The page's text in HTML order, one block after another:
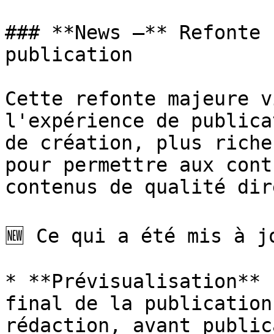
### **News –**
publication
Cette refonte majeure
l'expérience de
de création, plus
pour permettre aux
contenus de qualité
🆕 Ce qui a été mis à
* **Prévisualisation**
final de la
rédaction, avant